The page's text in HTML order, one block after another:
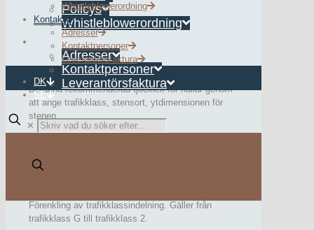
Policys
Whistleblowerordning
Kontakt
Adresser
Kontaktpersoner
Leverantörsfaktura
Whistleblowerordning
Kontakt
Adresser
Kontaktpersoner
Leverantörsfaktura
DK
SE
✕
Stensorter – Produktblad – Zurface
Beräkna dimensioner av häll
Beräkna rekommenderad tjocklek för hällar genom
att ange trafikklass, stensort, ytdimensionen för
stenen.
Förenkling av trafikklassindelning. Gäller från
trafikklass G till trafikklass 2.